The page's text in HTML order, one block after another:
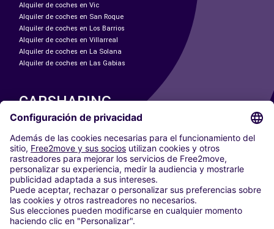
Alquiler de coches en Vic
Alquiler de coches en San Roque
Alquiler de coches en Los Barrios
Alquiler de coches en Villarreal
Alquiler de coches en La Solana
Alquiler de coches en Las Gabias
CARSHARING
NUESTRAS CIUDADES
Paris
Madrid
Washington DC
Milán
Roma
Turín
Viena
Berlín